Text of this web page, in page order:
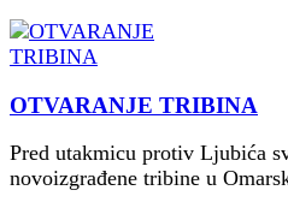
OTVARANJE TRIBINA
Pred utakmicu protiv Ljubića
novoizgrađene tribine u